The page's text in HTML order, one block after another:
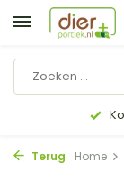
Terug Home